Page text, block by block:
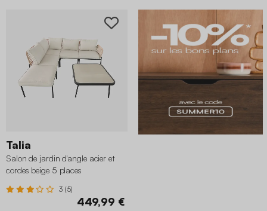
Talia
Salon de jardin d'angle acier et
cordes beige 5 places
3 (5)
449,99 €